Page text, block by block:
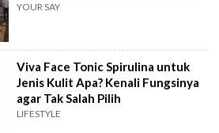
YOUR SAY
Viva Face Tonic Spirulina untuk
Jenis Kulit Apa? Kenali Fungsinya
agar Tak Salah Pilih
LIFESTYLE